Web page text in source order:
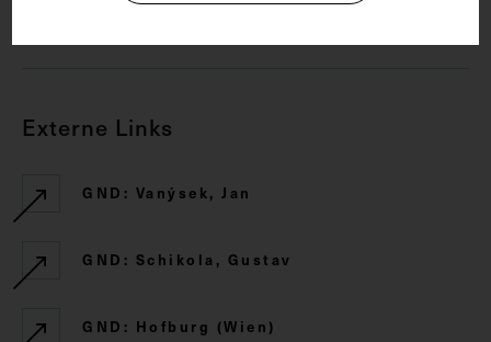
Externe Links
GND: Vanýsek, Jan
GND: Schikola, Gustav
GND: Hofburg (Wien)